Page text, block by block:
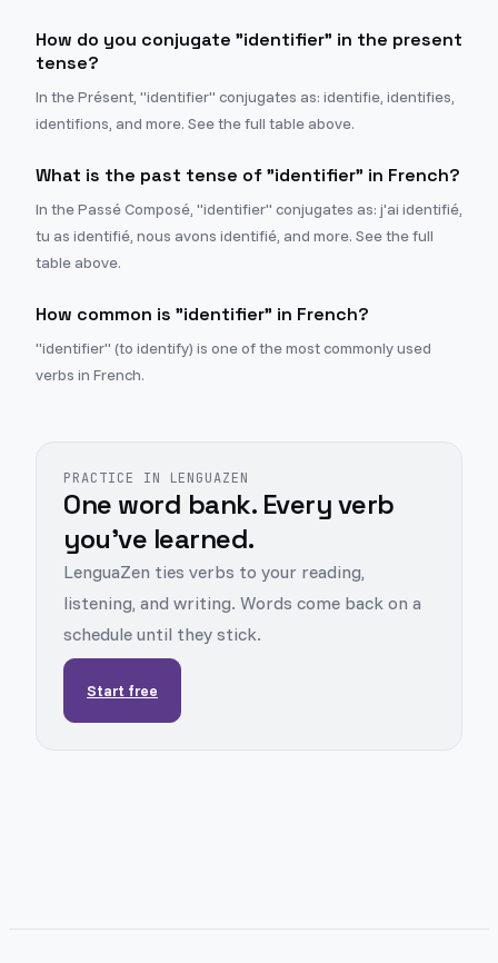
How do you conjugate "identifier" in the present
tense?
In the Présent, "identifier" conjugates as: identifie, identifies,
identifions, and more. See the full table above.
What is the past tense of "identifier" in French?
In the Passé Composé, "identifier" conjugates as: j'ai identifié,
tu as identifié, nous avons identifié, and more. See the full
table above.
How common is "identifier" in French?
"identifier" (to identify) is one of the most commonly used
verbs in French.
PRACTICE IN LENGUAZEN
One word bank. Every verb
you've learned.
LenguaZen ties verbs to your reading,
listening, and writing. Words come back on a
schedule until they stick.
Start free